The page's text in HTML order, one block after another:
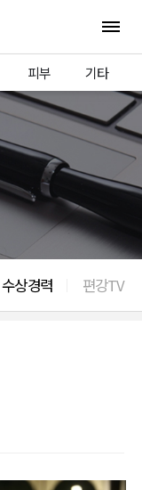
전체
피부 기타
수상경력 편강TV